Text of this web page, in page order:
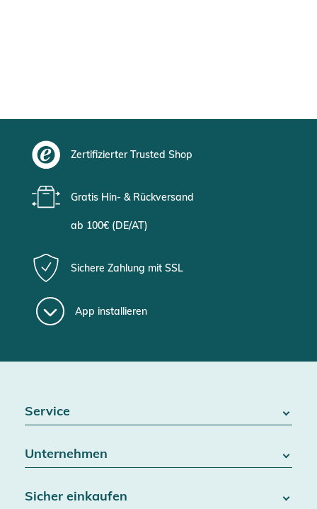
Zertifizierter Trusted Shop
Gratis Hin- & Rückversand
ab 100€ (DE/AT)
Sichere Zahlung mit SSL
App installieren
Service
Batteriegesetz
Widerrufsrecht
Unternehmen
Blog
Sicher einkaufen